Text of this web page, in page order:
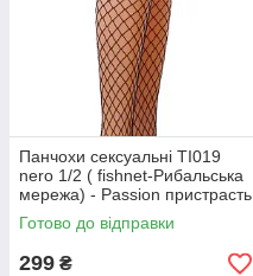
Панчохи сексуальні TI019
nero 1/2 ( fishnet-Рибальська
мережа) - Passion пристрасть
Кайф
Готово до відправки
299 ₴